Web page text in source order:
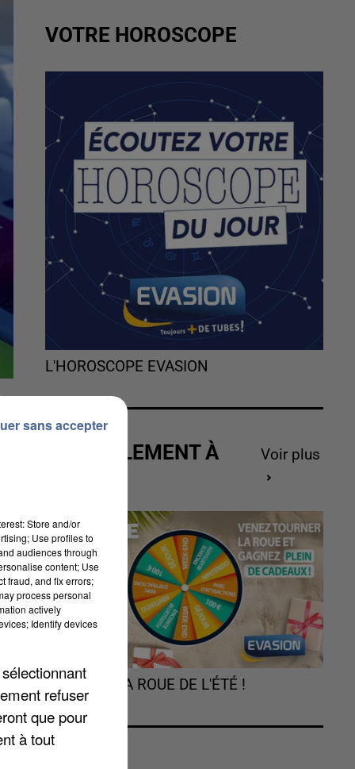
VOTRE HOROSCOPE
L'HOROSCOPE EVASION
ACTUELLEMENT À
Voir plus
TOURNEZ LA ROUE DE L'ÉTÉ !
Store and/or
Use profiles to
audiences through
content; Use
fraud, and fix errors;
process personal
actively
Identify devices
refuser
que pour
à tout
sans accepter